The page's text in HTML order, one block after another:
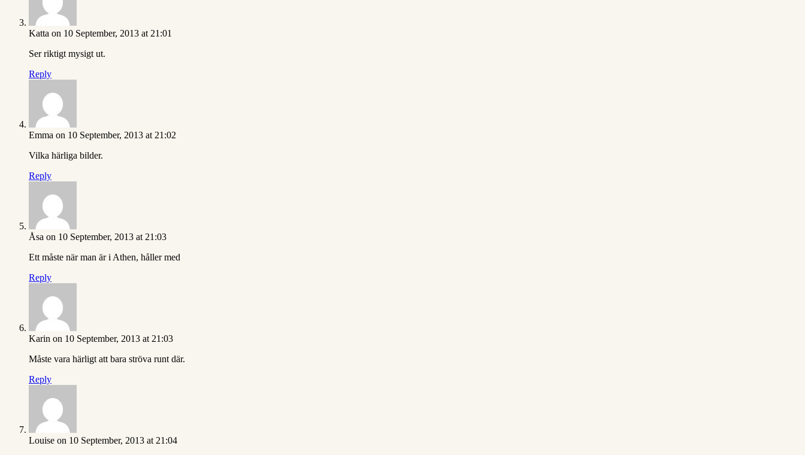
Katta on 10 September, 2013 at 21:01
Ser riktigt mysigt ut.
Reply
Emma on 10 September, 2013 at 21:02
Vilka härliga bilder.
Reply
Åsa on 10 September, 2013 at 21:03
Ett måste när man är i Athen, håller med
Reply
Karin on 10 September, 2013 at 21:03
Måste vara härligt att bara ströva runt där.
Reply
Louise on 10 September, 2013 at 21:04